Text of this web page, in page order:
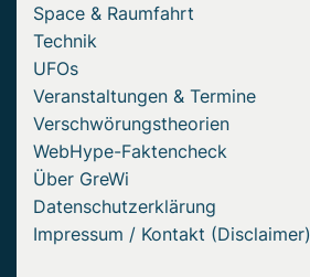
Space & Raumfahrt
Technik
UFOs
Veranstaltungen & Termine
Verschwörungstheorien
WebHype-Faktencheck
Über GreWi
Datenschutzerklärung
Impressum / Kontakt (Disclaimer)